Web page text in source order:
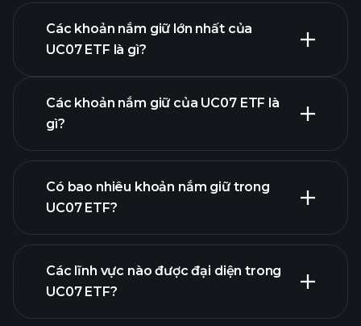
Các khoản nắm giữ lớn nhất của
UC07 ETF là gì?
khoản
nắm giữ
Các khoản nắm giữ của UC07 ETF là
gì?
khoản nắm giữ
Có bao nhiêu khoản nắm giữ trong
UC07 ETF?
Các lĩnh vực nào được đại diện trong
UC07 ETF?